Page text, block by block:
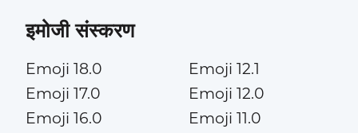
इमोजी संस्करण
Emoji 18.0
Emoji 17.0
Emoji 16.0
Emoji 12.1
Emoji 12.0
Emoji 11.0